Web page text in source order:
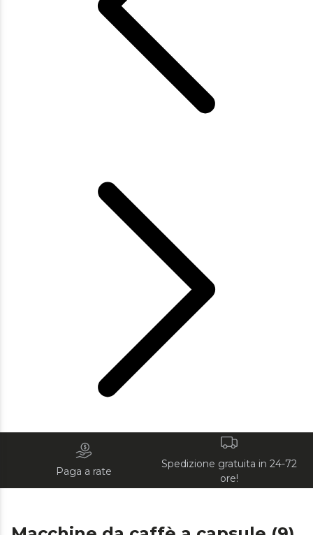
Paga a rate
Spedizione gratuita in 24-72
ore!